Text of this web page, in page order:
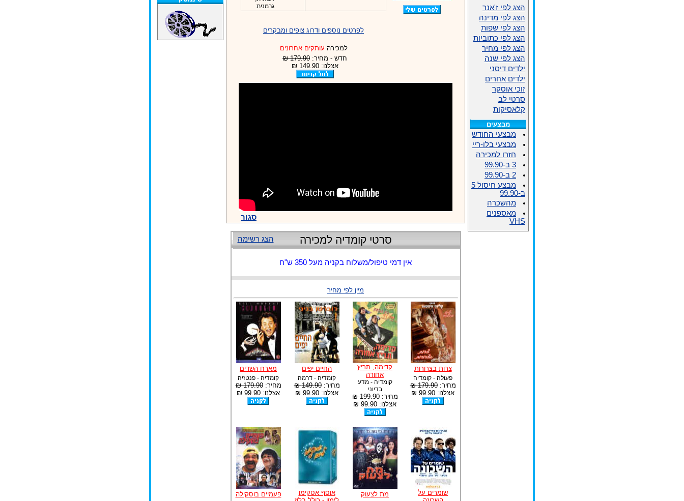
גרמנית
לפרטים נוספים ודרוג צופים ומבקרים
למכירה עותקים אחרונים
חדש - מחיר: 179.90 ₪
אצלנו: 149.90 ₪
סגור
הצג רשימה סרטי קומדיה למכירה
אין דמי טיפול/משלוח בקניה מעל 350 ש"ח
מיין לפי מחיר
צרות בצרורות
פעולה - קומדיה
מחיר:179.90 ₪
אצלנו: 99.90 ₪
קדימה, תריץ
אחורה
קומדיה - מדע
בדיוני
מחיר:199.90 ₪
אצלנו: 99.90 ₪
החיים יפים
קומדיה - דרמה
מחיר:149.90 ₪
אצלנו: 99.90 ₪
מארח השדים
קומדיה - פנטזיה
מחיר:179.90 ₪
אצלנו: 99.90 ₪
שומרים על
מת לצעוק
אוסף אסקימו
פעמיים בוסקילה
הצג לפי ז'אנר
הצג לפי מדינה
הצג לפי שפות
הצג לפי כתוביות
הצג לפי מחיר
הצג לפי שנה
ילדים דיסני
ילדים אחרים
זוכי אוסקר
סרטי לב
קלאסיקות
מבצעים
מבצעי החודש
מבצעי בלו-ריי
חזרו למכירה
3 ב-99.90
2 ב-99.90
מבצע חיסול 5
ב-99.90
מהשכרה
מאספנים
VHS